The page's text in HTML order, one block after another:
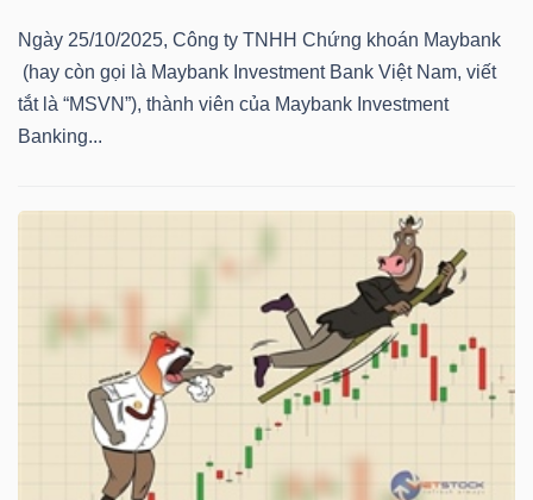
Ngày 25/10/2025, Công ty TNHH Chứng khoán Maybank
(hay còn gọi là Maybank Investment Bank Việt Nam, viết
tắt là “MSVN”), thành viên của Maybank Investment
Banking...
VẬT